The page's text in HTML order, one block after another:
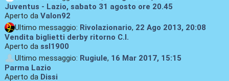
Juventus - Lazio, sabato 31 agosto ore 20.45
Aperto da Valon92
Ultimo messaggio: Rivolazionario, 22 Ago 2013, 20:08
Vendita biglietti derby ritorno C.I.
Aperto da ssl1900
Ultimo messaggio: Rugiule, 16 Mar 2017, 15:15
Parma Lazio
Aperto da Dissi